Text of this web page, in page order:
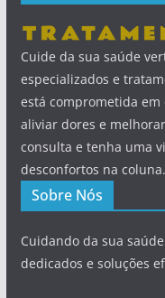
Cuide da sua saúde
especializados e
está comprometida
aliviar dores e
consulta e tenha uma
desconfortos na coluna.
Sobre Nós
Cuidando da sua
dedicados e soluções